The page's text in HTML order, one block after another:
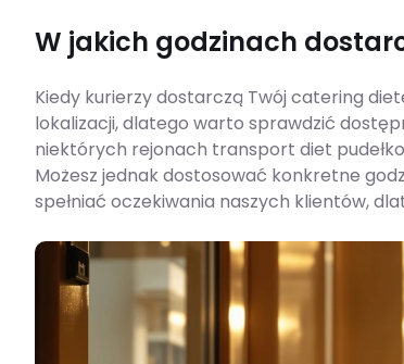
W jakich godzinach
Kiedy kurierzy dostarczą Twój catering
lokalizacji, dlatego warto sprawdzić
niektórych rejonach transport diet
Możesz jednak dostosować konkretne
spełniać oczekiwania naszych klientów,